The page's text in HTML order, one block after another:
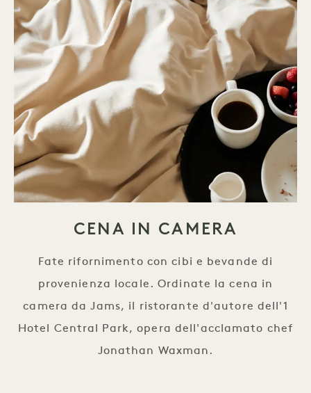
CENA IN CAMERA
Fate rifornimento con cibi e bevande di
provenienza locale. Ordinate la cena in
camera da Jams, il ristorante d'autore dell'1
Hotel Central Park, opera dell'acclamato chef
Jonathan Waxman.